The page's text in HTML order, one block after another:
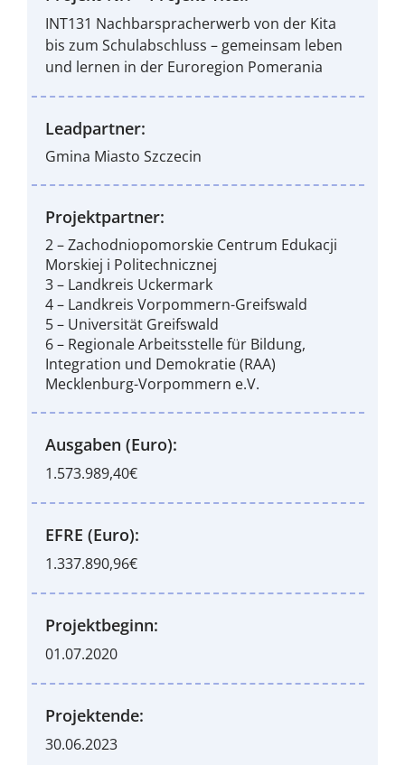
INT131 Nachbarspracherwerb von der Kita
bis zum Schulabschluss – gemeinsam leben
und lernen in der Euroregion Pomerania
Leadpartner:
Gmina Miasto Szczecin
Projektpartner:
2 – Zachodniopomorskie Centrum Edukacji
Morskiej i Politechnicznej
3 – Landkreis Uckermark
4 – Landkreis Vorpommern-Greifswald
5 – Universität Greifswald
6 – Regionale Arbeitsstelle für Bildung,
Integration und Demokratie (RAA)
Mecklenburg-Vorpommern e.V.
Ausgaben (Euro):
1.573.989,40€
EFRE (Euro):
1.337.890,96€
Projektbeginn:
01.07.2020
Projektende:
30.06.2023